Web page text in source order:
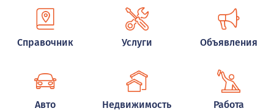
Справочник Услуги Объявления
Авто Недвижимость Работа